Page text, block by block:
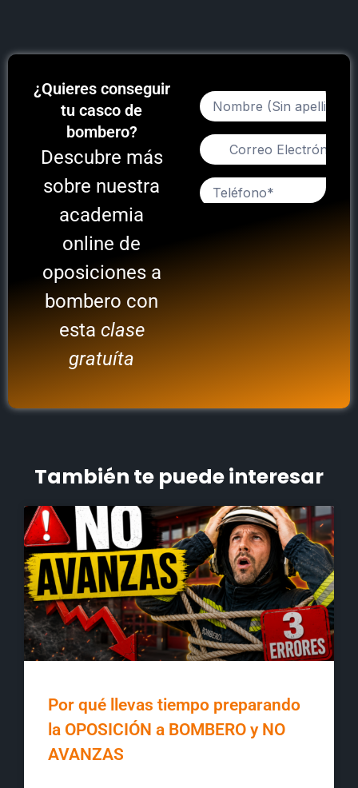
¿Quieres conseguir
tu casco de
bombero?
Descubre más
sobre nuestra
academia
online de
oposiciones a
bombero con
esta clase
gratuíta
También te puede interesar
Por qué llevas tiempo preparando
la OPOSICIÓN a BOMBERO y NO
AVANZAS